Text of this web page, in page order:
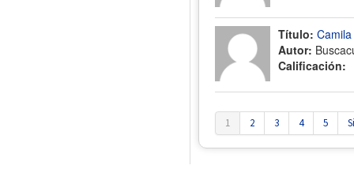
Título: Camila
Autor:
Calificación:
1 2 3 4 5